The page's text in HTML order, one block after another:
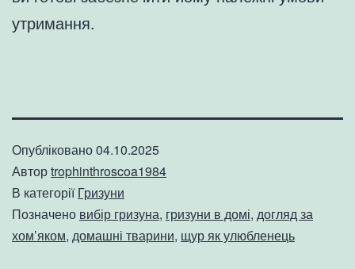
утримання.
Опубліковано04.10.2025
Авторtrophinthroscoa1984
В категоріїГризуни
Позначено вибір гризуна, гризуни в домі, догляд за
хом’яком, домашні тварини, щур як улюбленець